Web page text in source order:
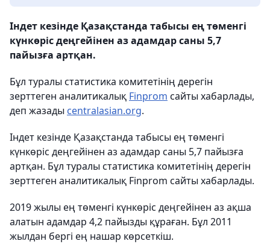
Індет кезінде Қазақстанда табысы ең төменгі
күнкөріс деңгейінен аз адамдар саны 5,7
пайызға артқан.
Бұл туралы статистика комитетінің дерегін
зерттеген аналитикалық Finprom сайты хабарлады,
деп жазады centralasian.org.
Індет кезінде Қазақстанда табысы ең төменгі
күнкөріс деңгейінен аз адамдар саны 5,7 пайызға
артқан. Бұл туралы статистика комитетінің дерегін
зерттеген аналитикалық Finprom сайты хабарлады.
2019 жылы ең төменгі күнкөріс деңгейінен аз ақша
алатын адамдар 4,2 пайызды құраған. Бұл 2011
жылдан бергі ең нашар көрсеткіш.